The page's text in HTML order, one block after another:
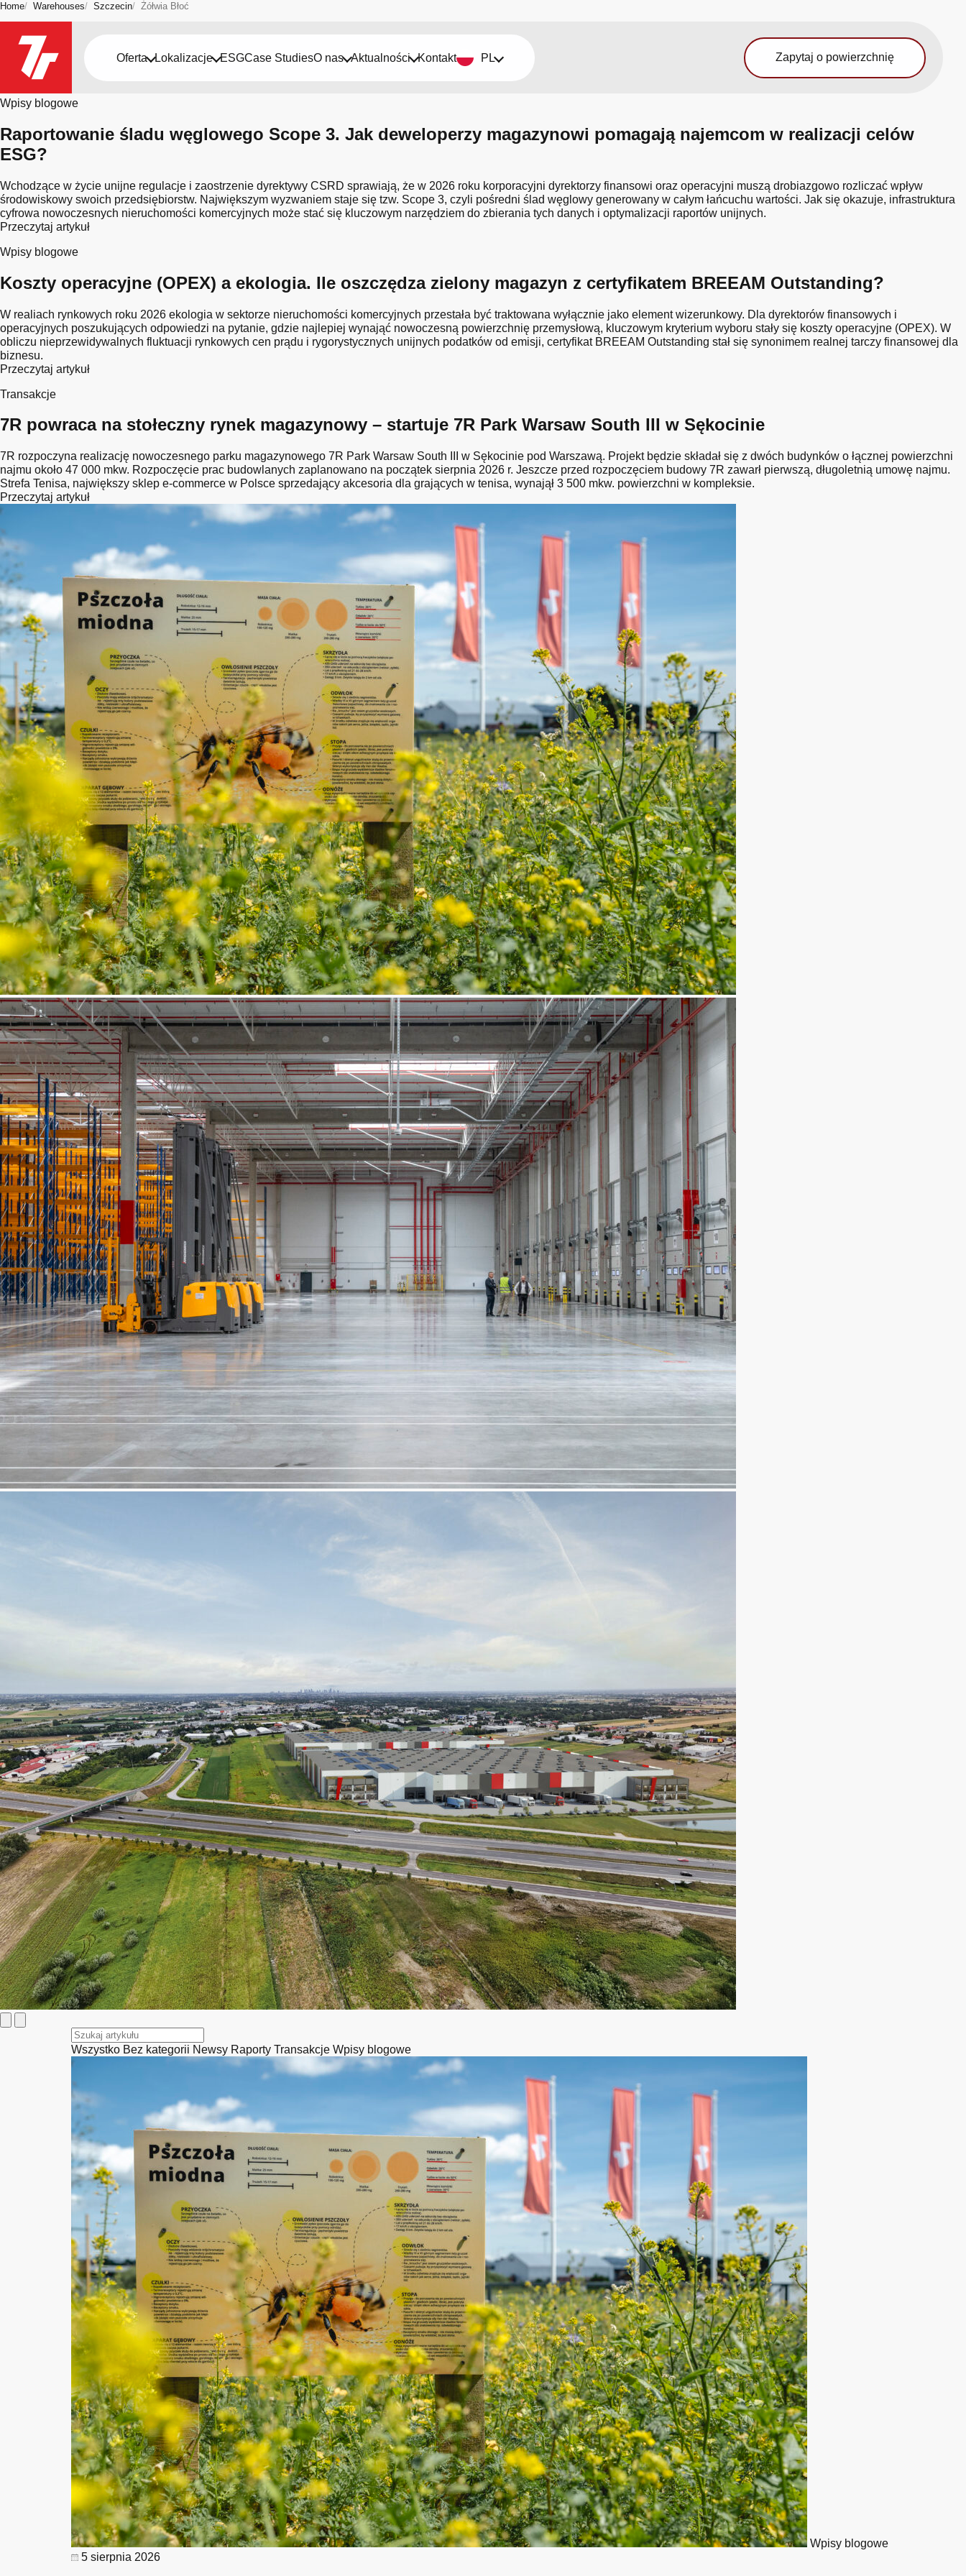
Oferta Lokalizacje ESGCase StudiesO nas Aktualności Kontakt PL Zapytaj o powierzchnię
Home Warehouses Szczecin Żółwia Błoć
Miasto: Żółwia Błoć
Wpisy blogowe
Raportowanie śladu węglowego Scope 3. Jak deweloperzy magazynowi pomagają najemcom w realizacji celów
ESG?
Wchodzące w życie unijne regulacje i zaostrzenie dyrektywy CSRD sprawiają, że w 2026 roku korporacyjni dyrektorzy finansowi oraz operacyjni muszą drobiazgowo rozliczać wpływ
środowiskowy swoich przedsiębiorstw. Największym wyzwaniem staje się tzw. Scope 3, czyli pośredni ślad węglowy generowany w całym łańcuchu wartości. Jak się okazuje, infrastruktura
cyfrowa nowoczesnych nieruchomości komercyjnych może stać się kluczowym narzędziem do zbierania tych danych i optymalizacji raportów unijnych.
Przeczytaj artykuł
Wpisy blogowe
Koszty operacyjne (OPEX) a ekologia. Ile oszczędza zielony magazyn z certyfikatem BREEAM Outstanding?
W realiach rynkowych roku 2026 ekologia w sektorze nieruchomości komercyjnych przestała być traktowana wyłącznie jako element wizerunkowy. Dla dyrektorów finansowych i
operacyjnych poszukujących odpowiedzi na pytanie, gdzie najlepiej wynająć nowoczesną powierzchnię przemysłową, kluczowym kryterium wyboru stały się koszty operacyjne (OPEX). W
obliczu nieprzewidywalnych fluktuacji rynkowych cen prądu i rygorystycznych unijnych podatków od emisji, certyfikat BREEAM Outstanding stał się synonimem realnej tarczy finansowej dla
biznesu.
Przeczytaj artykuł
Transakcje
7R powraca na stołeczny rynek magazynowy – startuje 7R Park Warsaw South III w Sękocinie
7R rozpoczyna realizację nowoczesnego parku magazynowego 7R Park Warsaw South III w Sękocinie pod Warszawą. Projekt będzie składał się z dwóch budynków o łącznej powierzchni
najmu około 47 000 mkw. Rozpoczęcie prac budowlanych zaplanowano na początek sierpnia 2026 r. Jeszcze przed rozpoczęciem budowy 7R zawarł pierwszą, długoletnią umowę najmu.
Strefa Tenisa, największy sklep e-commerce w Polsce sprzedający akcesoria dla grających w tenisa, wynajął 3 500 mkw. powierzchni w kompleksie.
Przeczytaj artykuł
Wszystko Bez kategorii Newsy Raporty Transakcje Wpisy blogowe
Wpisy blogowe
5 sierpnia 2026